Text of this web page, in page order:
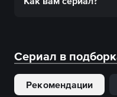
Сериал в
Рекомендации